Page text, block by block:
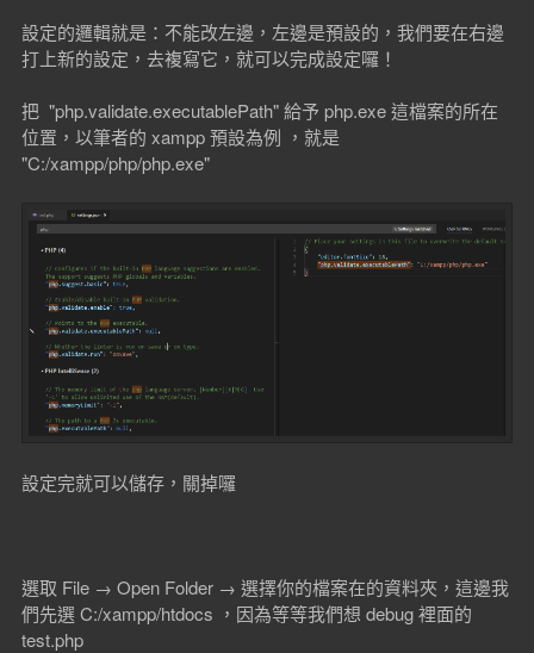
設定的邏輯就是：不能改左邊，左邊是預設的，我們要在右邊
打上新的設定，去複寫它，就可以完成設定囉！
把 "php.validate.executablePath" 給予 php.exe 這檔案的所在
位置，以筆者的 xampp 預設為例 ，就是
"C:/xampp/php/php.exe"
設定完就可以儲存，關掉囉
選取 File → Open Folder → 選擇你的檔案在的資料夾，這邊我
們先選 C:/xampp/htdocs ，因為等等我們想 debug 裡面的
test.php